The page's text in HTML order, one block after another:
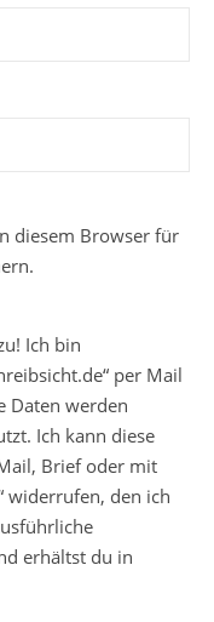
diesem Browser für
Ich bin
per Mail
Daten werden
Ich kann diese
Brief oder mit
widerrufen, den ich
erhältst du in